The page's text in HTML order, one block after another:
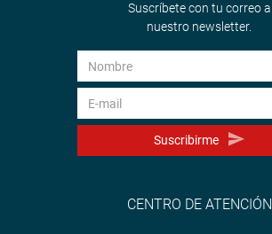
Suscríbete con tu correo a
nuestro newsletter.
Suscribirme
CENTRO DE ATENCIÓN